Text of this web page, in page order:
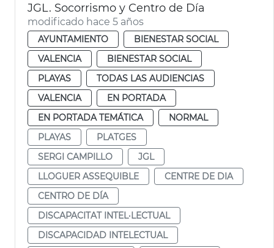
JGL. Socorrismo y Centro de Día
modificado hace 5 años
AYUNTAMIENTO
BIENESTAR SOCIAL
VALENCIA
BIENESTAR SOCIAL
PLAYAS
TODAS LAS AUDIENCIAS
VALENCIA
EN PORTADA
EN PORTADA TEMÁTICA
NORMAL
PLAYAS
PLATGES
SERGI CAMPILLO
JGL
LLOGUER ASSEQUIBLE
CENTRE DE DIA
CENTRO DE DÍA
DISCAPACITAT INTEL·LECTUAL
DISCAPACIDAD INTELECTUAL